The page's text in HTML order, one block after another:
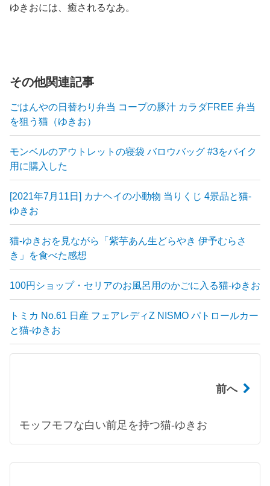
ゆきおには、癒されるなあ。
その他関連記事
ごはんやの日替わり弁当 コープの豚汁 カラダFREE 弁当
を狙う猫（ゆきお）
モンベルのアウトレットの寝袋 バロウバッグ #3をバイク
用に購入した
[2021年7月11日] カナヘイの小動物 当りくじ 4景品と猫-
ゆきお
猫-ゆきおを見ながら「紫芋あん生どらやき 伊予むらさ
き」を食べた感想
100円ショップ・セリアのお風呂用のかごに入る猫-ゆきお
トミカ No.61 日産 フェアレディZ NISMO パトロールカー
と猫-ゆきお
前へ
モッフモフな白い前足を持つ猫-ゆきお